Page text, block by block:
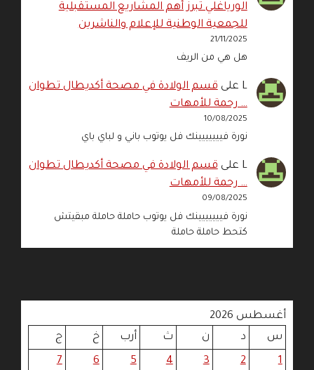
الورياغلي تبرز أهم المشاريع المستقبلية
للجمعية الوطنية للإعلام والناشرين
21/11/2025
هل هي من الريف
L علىقسم الولادة في مصحة أكديطال تطوان
… رحمة للأمهات
10/08/2025
نورة فييييييينك فل يوتوب باني و لباي باي
L علىقسم الولادة في مصحة أكديطال تطوان
… رحمة للأمهات
09/08/2025
نورة فييييييينك فل يوتوب حاملة حاملة مبقيتش
كتحط حاملة حاملة
أغسطس 2026
س
د ن ث أرب خ
ج
1
2
3
4
5
6
7